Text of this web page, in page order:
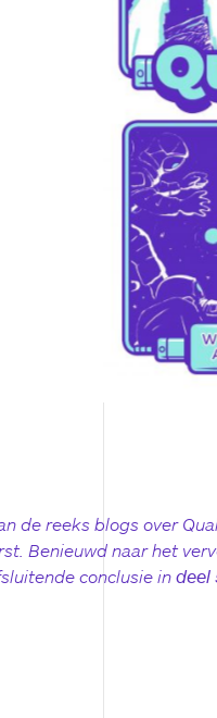
de reeks blogs over
Benieuwd naar het
conclusie in deel